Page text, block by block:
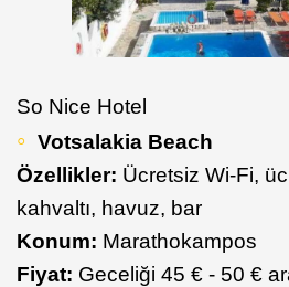
So Nice Hotel
Votsalakia Beach
Özellikler: Ücretsiz Wi-Fi,
kahvaltı, havuz, bar
Konum: Marathokampos
Fiyat: Geceliği 45 € - 50 €